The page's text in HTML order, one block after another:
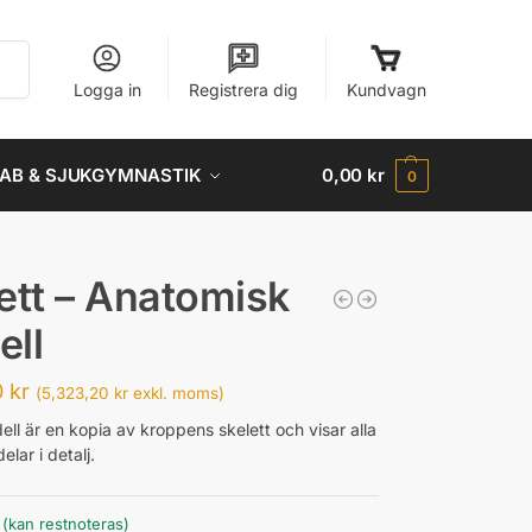
Logga in Registrera dig Kundvagn
& SJUKGYMNASTIK 0,00 kr 0
– Anatomisk
kr (5,323,20 kr exkl. moms)
är en kopia av kroppens skelett och visar alla
i detalj.
(kan restnoteras)